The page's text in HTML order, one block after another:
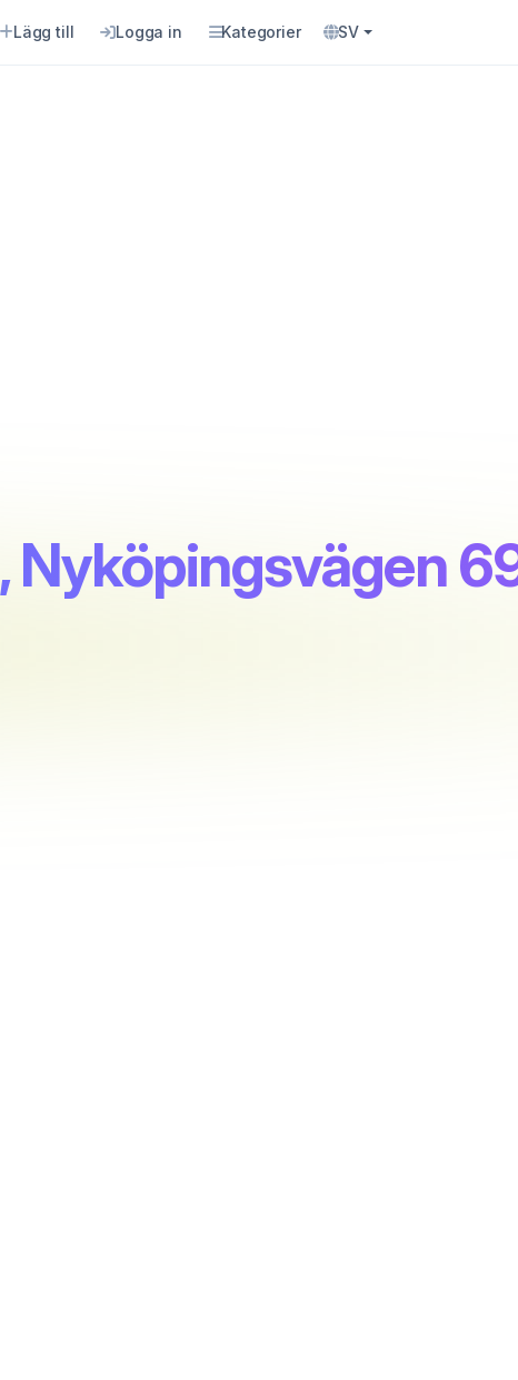
Lägg till Logga in Kategorier SV
, Nyköpingsvägen